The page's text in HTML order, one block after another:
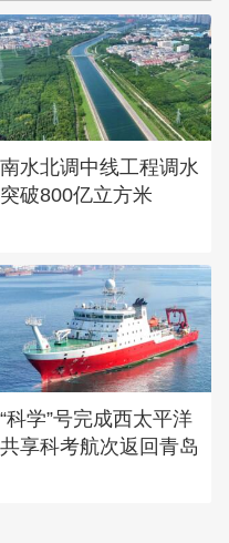
南水北调中线工程调水
突破800亿立方米
“科学”号完成西太平洋
共享科考航次返回青岛